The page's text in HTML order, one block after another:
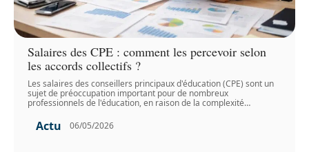
Salaires des CPE : comment les percevoir selon
les accords collectifs ?
Les salaires des conseillers principaux d'éducation (CPE) sont un
sujet de préoccupation important pour de nombreux
professionnels de l'éducation, en raison de la complexité…
Actu 06/05/2026